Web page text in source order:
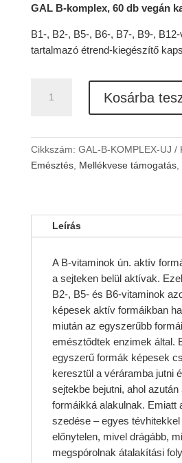
GAL B-komplex, 60 db vegán
B1-, B2-, B5-, B6-, B7-, B9-,
tartalmazó étrend-kiegészítő
mennyiség
Kosárba
Cikkszám: GAL-B-KOMPLEX-UJ
Emésztés, Mellékvese támogatás,
Leírás
A B-vitaminok ún. aktív
a sejteken belül aktívak.
B2-, B5- és B6-vitaminok
képesek aktív formáikban
miután az egyszerűbb
emésztődtek enzimek által.
egyszerű formák képesek
keresztül a véráramba jutni
sejtekbe bejutni, ahol
formáikká alakulnak. Emiatt
szedése – egyes
előnytelen, mivel drágább,
megspórolnak átalakítási